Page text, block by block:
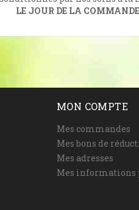
LE JOUR DE LA
MON COMPTE
Mes commandes
Mes bons de
Mes adresses
Mes informations